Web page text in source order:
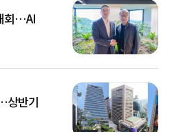
회…AI
상반기